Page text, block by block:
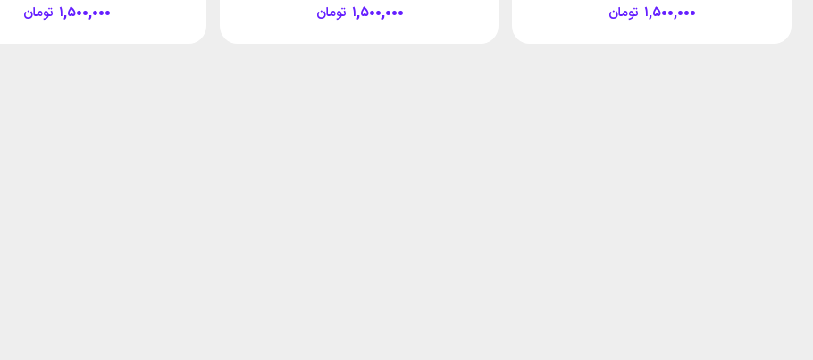
تومان ۱,۵۰۰,۰۰۰ تومان ۱,۵۰۰,۰۰۰ تومان ۱,۵۰۰,۰۰۰